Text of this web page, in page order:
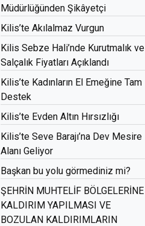
Müdürlüğünden Şikâyetçi
Kilis’te Akılalmaz Vurgun
Kilis Sebze Hali’nde Kurutmalık ve
Salçalık Fiyatları Açıklandı
Kilis’te Kadınların El Emeğine Tam
Destek
Kilis’te Evden Altın Hırsızlığı
Kilis’te Seve Barajı’na Dev Mesire
Alanı Geliyor
Başkan bu yolu görmediniz mi?
ŞEHRİN MUHTELİF BÖLGELERİNE
KALDIRIM YAPILMASI VE
BOZULAN KALDIRIMLARIN